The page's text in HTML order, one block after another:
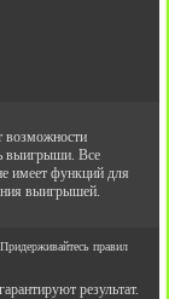
возможности
выигрыши. Все
имеет функций для
выигрышей.
правил
результат.